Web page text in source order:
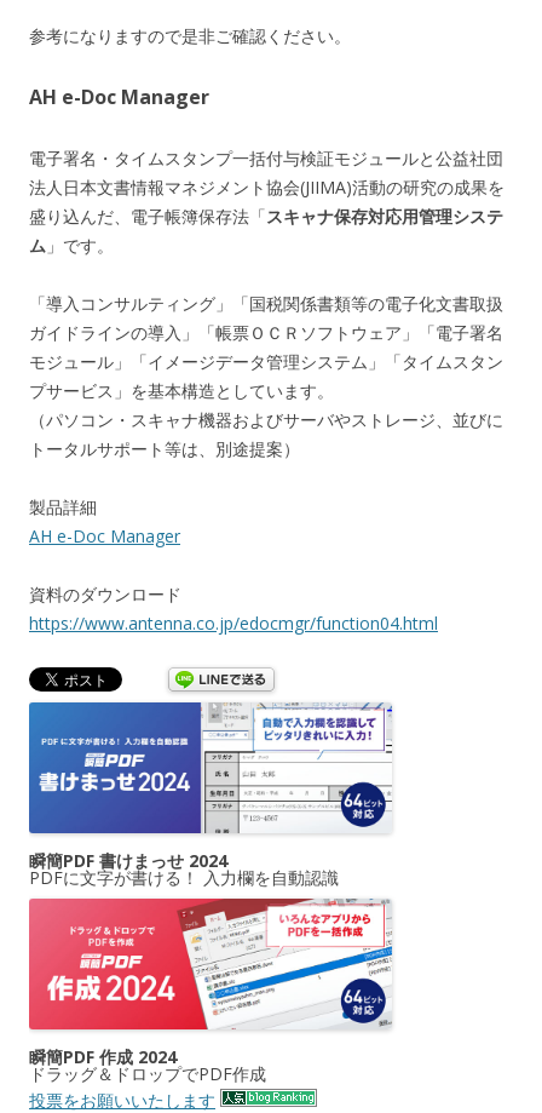
参考になりますので是非ご確認ください。
AH e-Doc Manager
電子署名・タイムスタンプ一括付与検証モジュールと公益社団
法人日本文書情報マネジメント協会(JIIMA)活動の研究の成果を
盛り込んだ、電子帳簿保存法「スキャナ保存対応用管理システ
ム 」です。
「導入コンサルティング」「国税関係書類等の電子化文書取扱
ガイドラインの導入」「帳票ＯＣＲソフトウェア」「電子署名
モジュール」「イメージデータ管理システム」「タイムスタン
プサービス」を基本構造としています。
（パソコン・スキャナ機器およびサーバやストレージ、並びに
トータルサポート等は、別途提案）
製品詳細
AH e-Doc Manager
資料のダウンロード
https://www.antenna.co.jp/edocmgr/function04.html
瞬簡PDF 書けまっせ 2024
PDFに文字が書ける！ 入力欄を自動認識
瞬簡PDF 作成 2024
ドラッグ＆ドロップでPDF作成
投票をお願いいたします